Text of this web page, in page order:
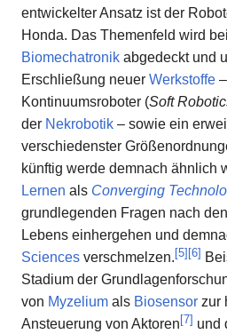
entwickelter Ansatz ist der
Honda. Das Themenfeld wird
Biomechatronik abgedeckt und
Erschließung neuer Werkstoffe
Kontinuumsroboter (Soft
der Nekrobotik – sowie ein
verschiedenster
künftig werde demnach ähnlich
Lernen als Converging
grundlegenden Fragen nach
Lebens einhergehen und
Sciences verschmelzen. [5] [6]
Stadium der
von Myzelium als Biosensor zur
Ansteuerung von Aktoren [7] und